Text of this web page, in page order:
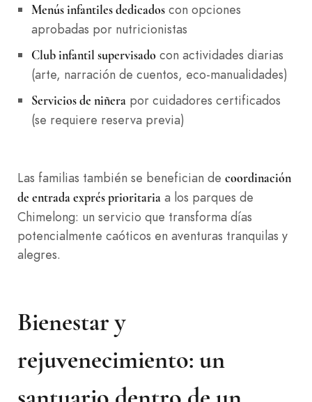
Menús infantiles dedicadoscon opciones
aprobadas por nutricionistas
Club infantil supervisadocon actividades diarias
(arte, narración de cuentos, eco-manualidades)
Servicios de niñerapor cuidadores certificados
(se requiere reserva previa)
Las familias también se benefician de coordinación
de entrada exprés prioritaria a los parques de
Chimelong: un servicio que transforma días
potencialmente caóticos en aventuras tranquilas y
alegres.
Bienestar y
rejuvenecimiento: un